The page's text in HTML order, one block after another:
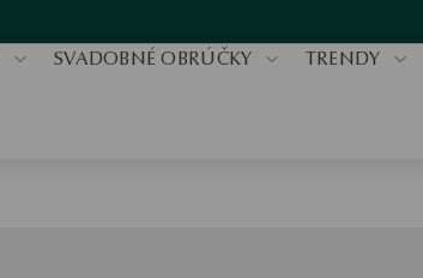
SVADOBNÉ OBRÚČKY TRENDY